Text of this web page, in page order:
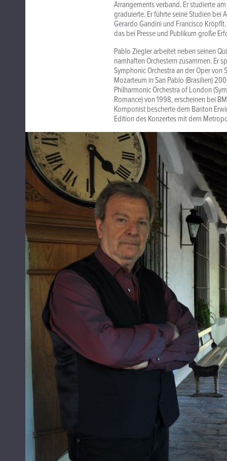
Arrangements verband. Er studierte
graduierte. Er führte seine Studien bei
Gerardo Gandini und Francisco
das bei Presse und Publikum große
Pablo Ziegler arbeitet neben seinen
namhaften Orchestern zusammen. Er
Symphonic Orchestra an der Oper
Mozarteum in San Pablo (Brasilien)
Philharmonic Orchestra of London
Romance) von 1998, erscheinen bei
Komponist bescherte dem Bariton
Edition des Konzertes mit dem